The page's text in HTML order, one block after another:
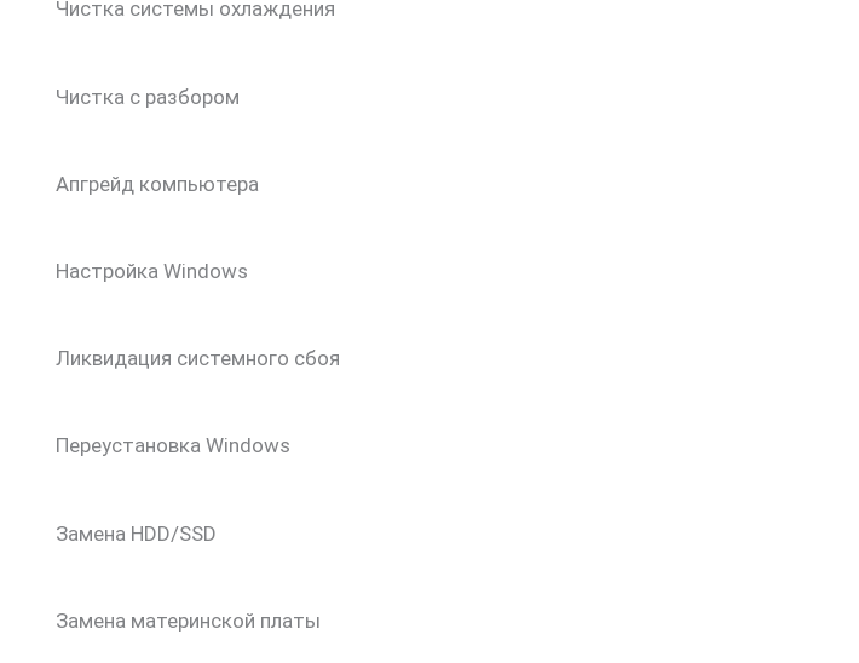
Чистка системы охлаждения
Чистка с разбором
Апгрейд компьютера
Настройка Windows
Ликвидация системного сбоя
Переустановка Windows
Замена HDD/SSD
Замена материнской платы